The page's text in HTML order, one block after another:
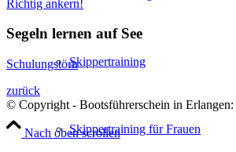
Skippertraining
Skippertraining für Frauen
Richtig ankern!
Segeln lernen auf See
Schulungstörn
zurück
© Copyright - Bootsführerschein in
Nach oben scrollen